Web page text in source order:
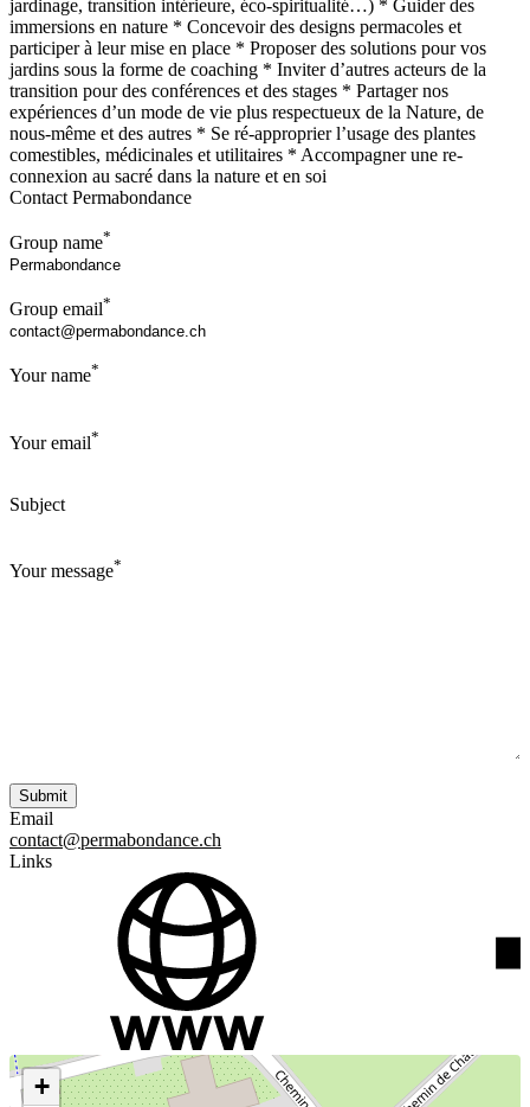
jardinage, transition intérieure, éco-spiritualité…) * Guider des
immersions en nature * Concevoir des designs permacoles et
participer à leur mise en place * Proposer des solutions pour vos
jardins sous la forme de coaching * Inviter d’autres acteurs de la
transition pour des conférences et des stages * Partager nos
expériences d’un mode de vie plus respectueux de la Nature, de
nous-même et des autres * Se ré-approprier l’usage des plantes
comestibles, médicinales et utilitaires * Accompagner une re-
connexion au sacré dans la nature et en soi
Contact Permabondance
Group name*
Group email*
Your name*
Your email*
Subject
Your message*
Email
contact@permabondance.ch
Links
+